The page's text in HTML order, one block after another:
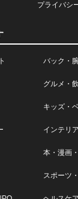
プライバシ
バック・
グルメ・
キッズ・
インテリ
本・漫画
スポーツ